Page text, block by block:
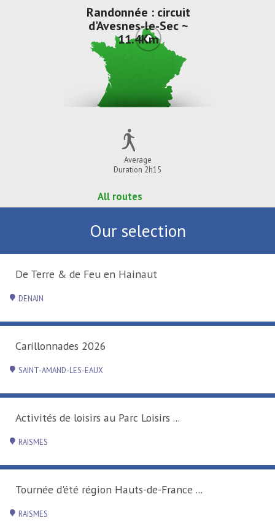
Randonnée : circuit
d'Avesnes-le-Sec ~
11.4Km
Average
Duration 2h15
All routes
Our selection
De Terre & de Feu en Hainaut
DENAIN
Carillonnades 2026
SAINT-AMAND-LES-EAUX
Activités de loisirs au Parc Loisirs ...
RAISMES
Tournée d'été région Hauts-de-France ...
RAISMES